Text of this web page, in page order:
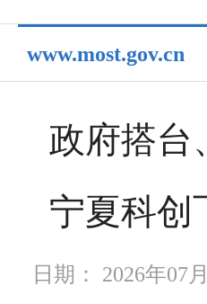
www.most.gov.cn
政府搭
宁夏科创
日期： 2026年